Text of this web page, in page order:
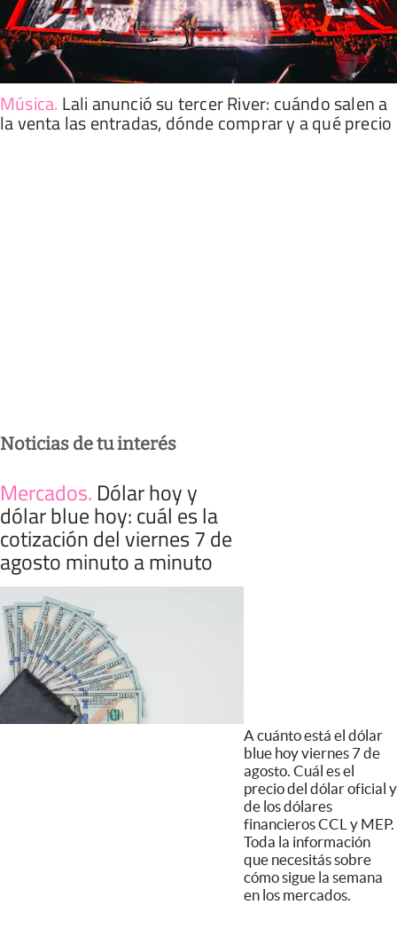
Música. Lali anunció su tercer River: cuándo salen a
la venta las entradas, dónde comprar y a qué precio
Noticias de tu interés
Mercados. Dólar hoy y
dólar blue hoy: cuál es la
cotización del viernes 7 de
agosto minuto a minuto
A cuánto está el dólar
blue hoy viernes 7 de
agosto. Cuál es el
precio del dólar oficial y
de los dólares
financieros CCL y MEP.
Toda la información
que necesitás sobre
cómo sigue la semana
en los mercados.